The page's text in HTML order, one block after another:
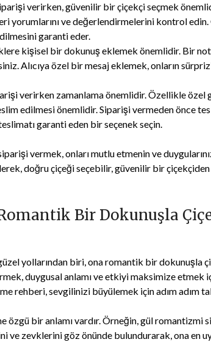
verirken, güvenilir bir çiçekçi seçmek
yorumlarını ve değerlendirmelerini kontrol
garanti eder.
kişisel bir dokunuş eklemek önemlidir. Bir
Alıcıya özel bir mesaj eklemek, onların
verirken zamanlama önemlidir. Özellikle özel
edilmesi önemlidir. Siparişi vermeden önce
garanti eden bir seçenek seçin.
vermek, onları mutlu etmenin ve
doğru çiçeği seçebilir, güvenilir bir
Bir Dokunuşla
yollarından biri, ona romantik bir dokunuşla
duygusal anlamı ve etkiyi maksimize etmek
rehberi, sevgilinizi büyülemek için adım adım
özgü bir anlamı vardır. Örneğin, gül romantizmi
ve zevklerini göz önünde bulundurarak, ona en